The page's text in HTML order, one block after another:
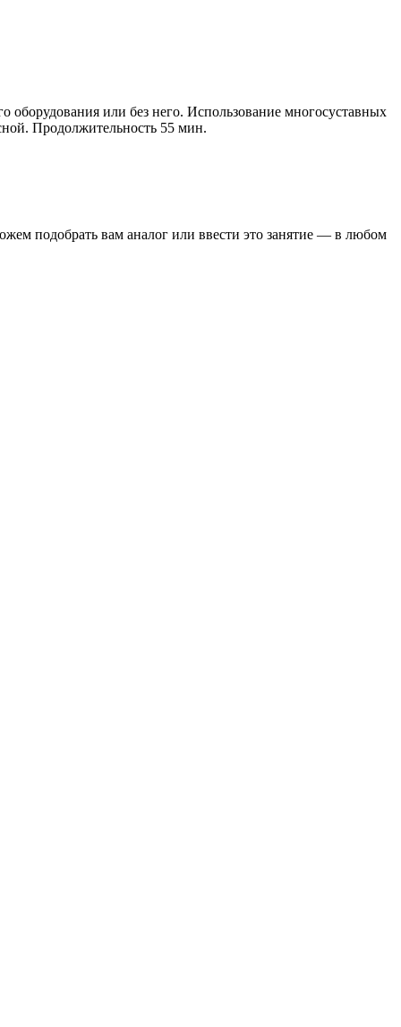
оборудования или без него. Использование многосуставных
Продолжительность 55 мин.
подобрать вам аналог или ввести это занятие — в любом
время тренировок одновременно задействуются мышцы
координации и осанки, развитие подвижности,
тренировок улучшается общее физическое
групп. Рекомендована для всех уровней